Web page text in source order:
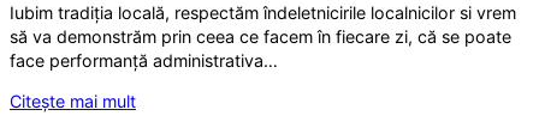
Iubim tradiția locală, respectăm îndeletnicirile localnicilor si vrem
să va demonstrăm prin ceea ce facem în fiecare zi, că se poate
face performanță administrativa…
Citește mai mult